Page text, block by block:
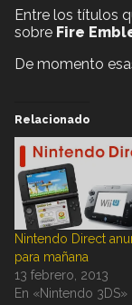
Entre los títulos
sobre Fire
De momento
Relacionado
Nintendo Direct
para mañana
13 febrero, 2013
En «Nintendo 3DS»